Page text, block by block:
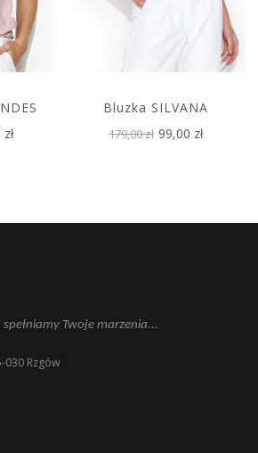
Bluzka SILVANA
179,00 zł 99,00 zł
Twoje marzenia...
030 Rzgów